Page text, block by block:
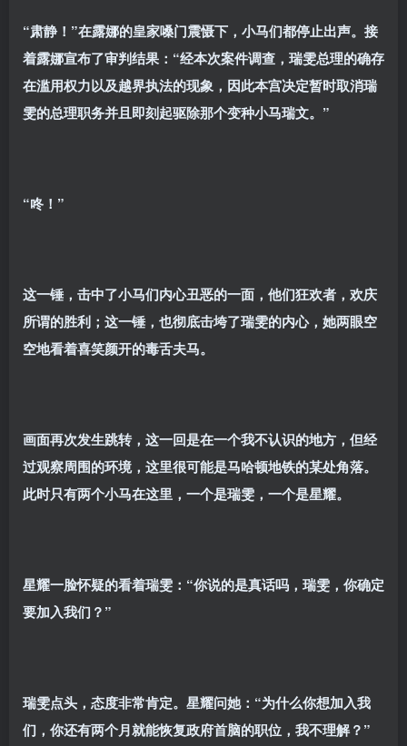
“肃静！”在露娜的皇家嗓门震慑下，小马们都停止出声。接
着露娜宣布了审判结果：“经本次案件调查，瑞雯总理的确存
在滥用权力以及越界执法的现象，因此本宫决定暂时取消瑞
雯的总理职务并且即刻起驱除那个变种小马瑞文。”
“咚！”
这一锤，击中了小马们内心丑恶的一面，他们狂欢者，欢庆
所谓的胜利；这一锤，也彻底击垮了瑞雯的内心，她两眼空
空地看着喜笑颜开的毒舌夫马。
画面再次发生跳转，这一回是在一个我不认识的地方，但经
过观察周围的环境，这里很可能是马哈顿地铁的某处角落。
此时只有两个小马在这里，一个是瑞雯，一个是星耀。
星耀一脸怀疑的看着瑞雯：“你说的是真话吗，瑞雯，你确定
要加入我们？”
瑞雯点头，态度非常肯定。星耀问她：“为什么你想加入我
们，你还有两个月就能恢复政府首脑的职位，我不理解？”